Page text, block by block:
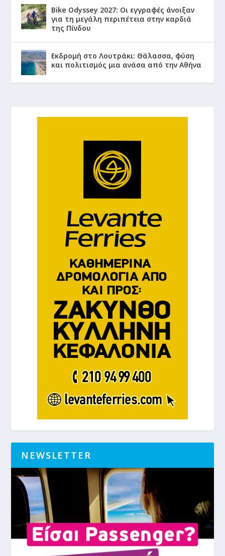
Bike Odyssey 2027: Οι εγγραφές άνοιξαν
για τη μεγάλη περιπέτεια στην καρδιά
της Πίνδου
Εκδρομή στο Λουτράκι: Θάλασσα, φύση
και πολιτισμός μια ανάσα από την Αθήνα
NEWSLETTER